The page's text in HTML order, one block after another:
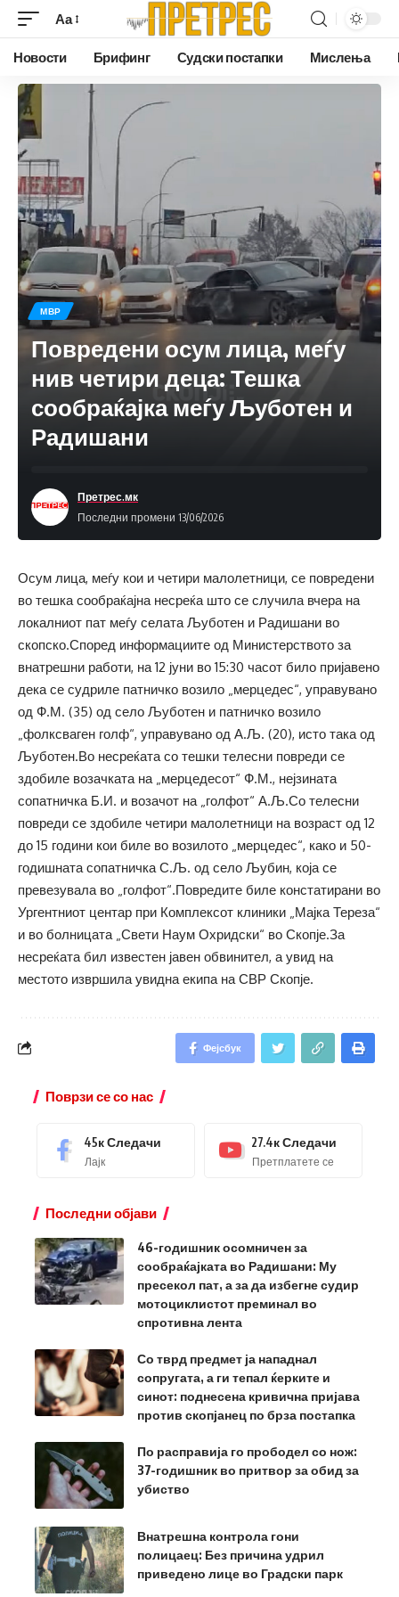
Аа
Новости Брифинг Судски постапки Мислења
МВР
Повредени осум лица, меѓу
нив четири деца: Тешка
сообраќајка меѓу Љуботен и
Радишани
Последни промени 13/06/2026
Претрес.мк
Осум лица, меѓу кои и четири малолетници, се повредени
во тешка сообраќајна несреќа што се случила вчера на
локалниот пат меѓу селата Љуботен и Радишани во
скопско.Според информациите од Министерството за
внатрешни работи, на 12 јуни во 15:30 часот било пријавено
дека се судриле патничко возило „мерцедес“, управувано
од Ф.М. (35) од село Љуботен и патничко возило
„фолксваген голф“, управувано од А.Љ. (20), исто така од
Љуботен.Во несреќата со тешки телесни повреди се
здобиле возачката на „мерцедесот“ Ф.М., нејзината
сопатничка Б.И. и возачот на „голфот“ А.Љ.Со телесни
повреди се здобиле четири малолетници на возраст од 12
до 15 години кои биле во возилото „мерцедес“, како и 50-
годишната сопатничка С.Љ. од село Љубин, која се
превезувала во „голфот“.Повредите биле констатирани во
Ургентниот центар при Комплексот клиники „Мајка Тереза“
и во болницата „Свети Наум Охридски“ во Скопје.За
несреќата бил известен јавен обвинител, а увид на
местото извршила увидна екипа на СВР Скопје.
Фејсбук
Поврзи се со нас
45кСледачи
Лајк
27.4кСледачи
Претплатете се
Последни објави
46-годишник осомничен за
сообраќајката во Радишани: Му
пресекол пат, а за да избегне судир
мотоциклистот преминал во
спротивна лента
Со тврд предмет ја нападнал
сопругата, а ги тепал ќерките и
синот: поднесена кривична пријава
против скопјанец по брза постапка
По расправија го прободел со нож:
37-годишник во притвор за обид за
убиство
Внатрешна контрола гони
полицаец: Без причина удрил
приведено лице во Градски парк